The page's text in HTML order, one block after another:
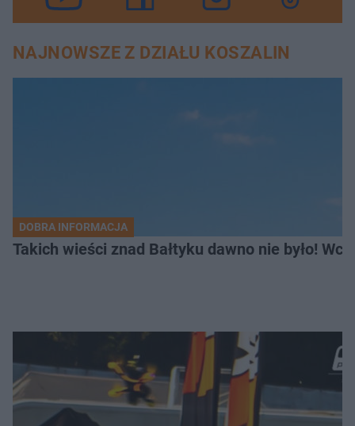
NAJNOWSZE Z DZIAŁU KOSZALIN
DOBRA INFORMACJA
Takich wieści znad Bałtyku dawno nie było!